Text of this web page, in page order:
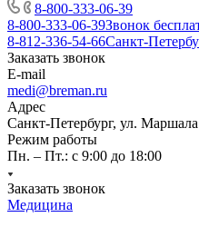
8-800-333-06-39
8-800-333-06-39Звонок
8-812-336-54-66Санкт-
Заказать звонок
E-mail
medi@breman.ru
Адрес
Санкт-Петербург, ул.
Режим работы
Пн. – Пт.: с 9:00 до 18:00
Заказать звонок
Медицина